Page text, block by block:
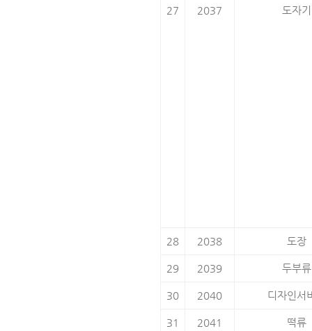
27 2037 도자기
28 2038 도장
29 2039 두부류
30 2040 디자인서
31 2041 떡류